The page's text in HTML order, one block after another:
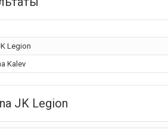
Legion
Kalev
JK Legion